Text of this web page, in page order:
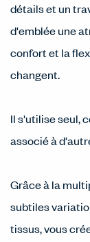
détails et un
d'emblée une
confort et la
changent.
Il s'utilise seul,
associé à
Grâce à la
subtiles
tissus, vous